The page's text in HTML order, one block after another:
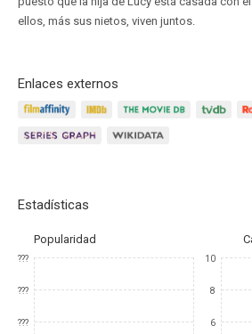
ellos, más sus nietos, viven juntos.
Enlaces externos
Estadísticas
Popularidad
???
???
???
10
8
6